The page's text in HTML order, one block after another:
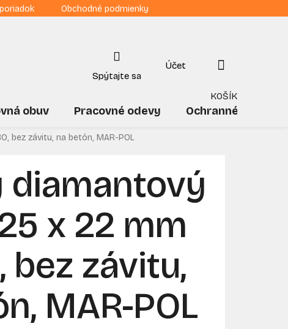
Obchodné podmienky
NÁKUPNÝ
KOŠÍK
obuv Pracovné odevy Ochranné
bez závitu, na betón, MAR-POL
diamantový
x 22 mm
bez závitu,
MAR-POL